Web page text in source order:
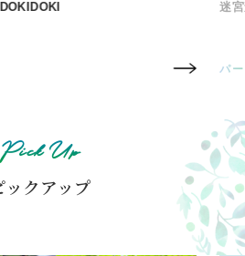
迷宮
パーク
Pick Up
ックアップ